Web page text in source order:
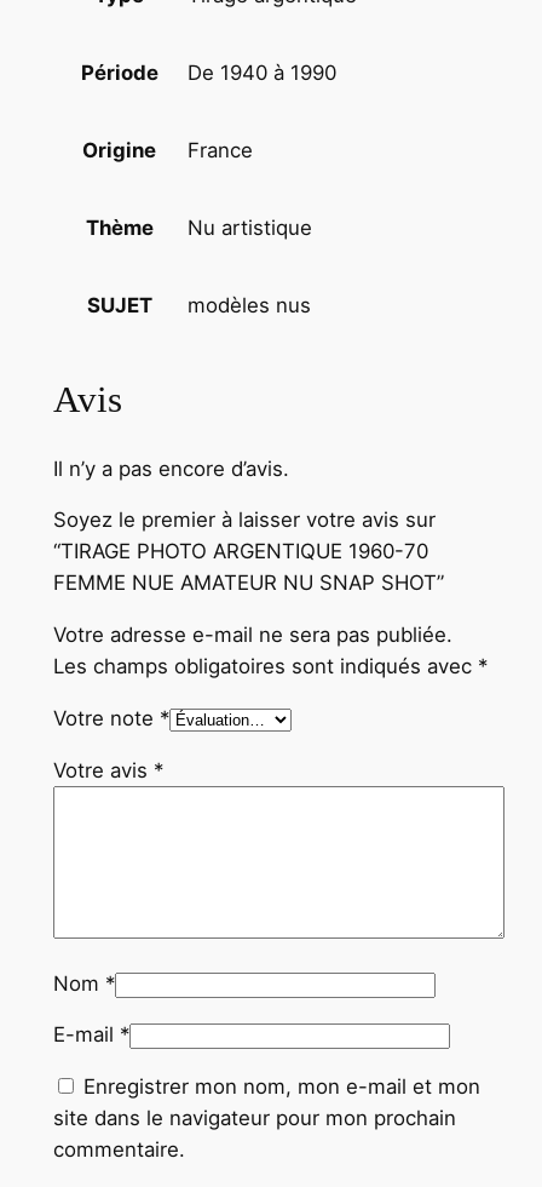
E
R
U
N
A
P
H
T
Période De 1940 à 1990
Origine France
Thème Nu artistique
SUJET modèles nus
Avis
Il n’y a pas encore d’avis.
Soyez le premier à laisser votre avis sur
“TIRAGE PHOTO ARGENTIQUE 1960-70
FEMME NUE AMATEUR NU SNAP SHOT”
Votre adresse e-mail ne sera pas publiée.
Les champs obligatoires sont indiqués avec *
Votre note *
Votre avis *
Nom *
E-mail *
Enregistrer mon nom, mon e-mail et mon
site dans le navigateur pour mon prochain
commentaire.